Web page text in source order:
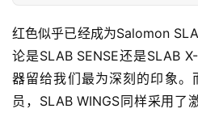
红色似乎已经成为Salomon
论是SLAB SENSE还是SLAB
器留给我们最为深刻的印象。
员，SLAB WINGS同样采用了